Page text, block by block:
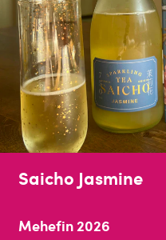
Saicho Jasmine
Mehefin 2026